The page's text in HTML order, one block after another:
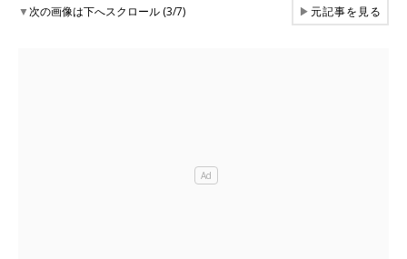
▼次の画像は下へスクロール (3/7) ▶元記事を見る